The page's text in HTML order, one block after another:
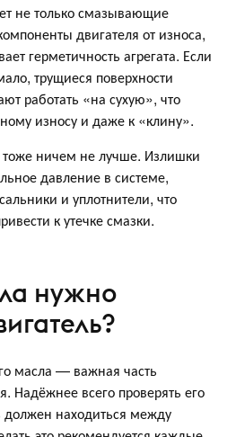
не только смазывающие
двигателя от износа,
герметичность агрегата. Если
трущиеся поверхности
работать «на сухую», что
износу и даже к «клину».
ничем не лучше. Излишки
давление в системе,
и уплотнители, что
к утечке смазки.
нужно
масла — важная часть
Надёжнее всего проверять его
находиться между